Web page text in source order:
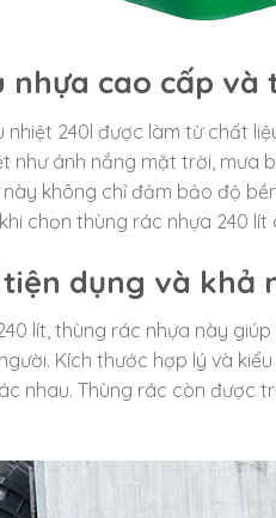
nhựa cao cấp
nhiệt 240l được làm từ chất
như ánh nắng mặt trời, mưa
không chỉ đảm bảo độ
chọn thùng rác nhựa 240
dụng và khả
lít, thùng rác nhựa này
Kích thước hợp lý và
nhau. Thùng rác còn được